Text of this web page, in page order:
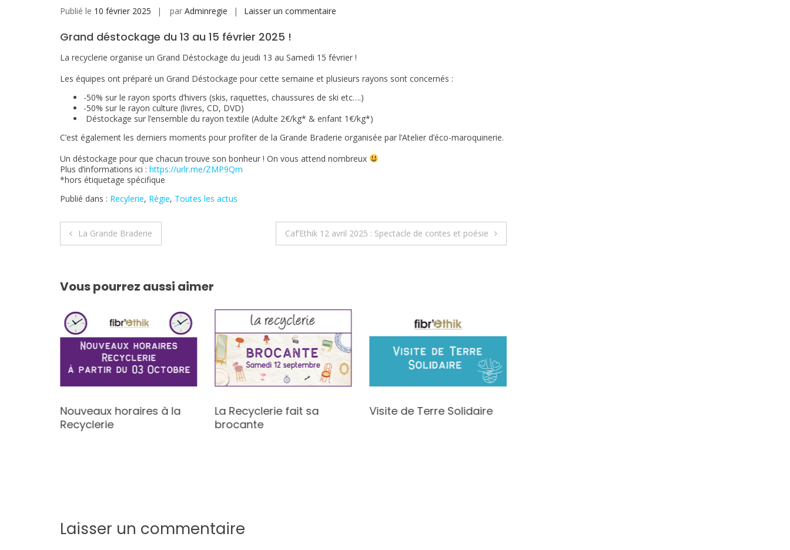
Publié le 10 février 2025 par Adminregie Laisser un commentaire
Grand déstockage du 13 au 15 février 2025 !
La recyclerie organise un Grand Déstockage du jeudi 13 au Samedi 15 février !
Les équipes ont préparé un Grand Déstockage pour cette semaine et plusieurs rayons sont concernés :
-50% sur le rayon sports d’hivers (skis, raquettes, chaussures de ski etc….)
-50% sur le rayon culture (livres, CD, DVD)
Déstockage sur l’ensemble du rayon textile (Adulte 2€/kg* & enfant 1€/kg*)
C’est également les derniers moments pour profiter de la Grande Braderie organisée par l’Atelier d’éco-maroquinerie.
Un déstockage pour que chacun trouve son bonheur ! On vous attend nombreux
Plus d’informations ici : https://urlr.me/ZMP9Qm
*hors étiquetage spécifique
Publié dans : Recylerie, Régie, Toutes les actus
Navigation
l’article
La Grande Braderie Caf’Ethik 12 avril 2025 : Spectacle de contes et poésie
Vous pourrez aussi aimer
Nouveaux horaires à la
Recyclerie
La Recyclerie fait sa
brocante
Visite de Terre Solidaire
Laisser un commentaire